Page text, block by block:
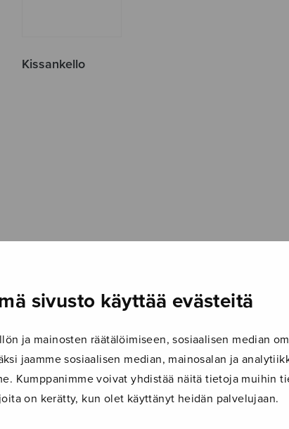
sivusto käyttää evästeitä
ja mainosten räätälöimiseen, sosiaalisen median
jaamme sosiaalisen median, mainosalan ja
Kumppanimme voivat yhdistää näitä tietoja muihin
on kerätty, kun olet käyttänyt heidän palvelujaan.
Kissankello